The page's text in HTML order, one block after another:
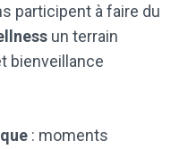
participent à faire du
un terrain
bienveillance
: moments